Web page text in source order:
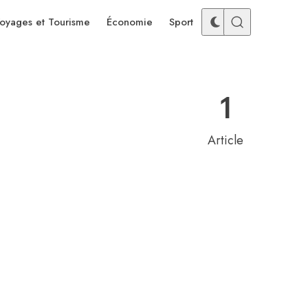
et Tourisme Économie Sport
1
Article